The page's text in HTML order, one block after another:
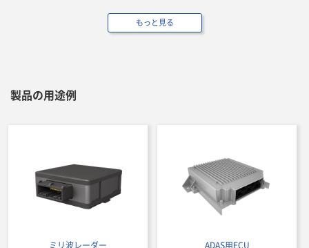
もっと見る
製品の用途例
ミリ波レーダー ADAS用ECU